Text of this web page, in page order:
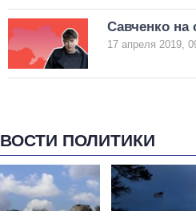
Савченко
17 апреля 2019,
ПОЛИТИКИ